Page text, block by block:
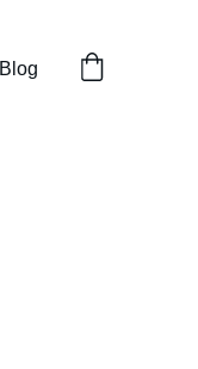
Blog